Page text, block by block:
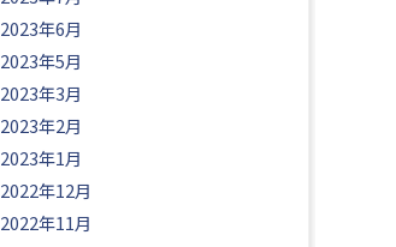
2023年6月
2023年5月
2023年3月
2023年2月
2023年1月
2022年12月
2022年11月